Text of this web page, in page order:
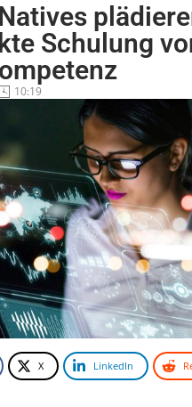
Schulung
10:19
X LinkedIn